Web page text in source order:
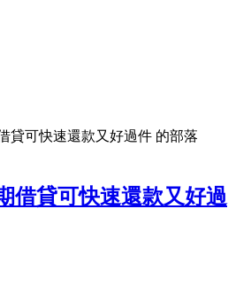
貸可快速還款又好過件 的部落
借貸可快速還款又好過